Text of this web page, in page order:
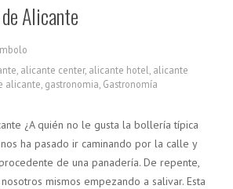
Alicante
alicante center, alicante hotel alicante
alicante gastronomia Gastronomía
¿A quién no le gusta la bollería típica
ha pasado ir caminando por la calle y
de una panadería. De repente,
mismos empezando a salivar. Esta